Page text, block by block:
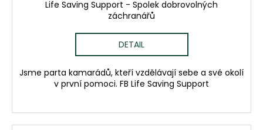
Life Saving Support - Spolek dobrovolných
záchranářů
DETAIL
Jsme parta kamarádů, kteří vzdělávají sebe a své okolí
v první pomoci. FB Life Saving Support